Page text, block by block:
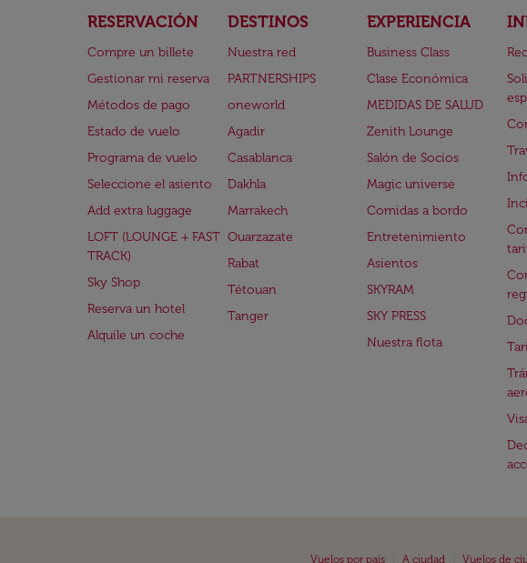
RESERVACIÓN
Compre un billete
Gestionar mi reserva
Métodos de pago
Estado de vuelo
Programa de vuelo
Seleccione el asiento
Add extra luggage
LOFT (LOUNGE + FAST
TRACK)
Sky Shop
Reserva un hotel
Alquile un coche
DESTINOS
Nuestra red
PARTNERSHIPS
oneworld
Agadir
Casablanca
Dakhla
Marrakech
Ouarzazate
Rabat
Tétouan
Tanger
EXPERIENCIA
Business Class
Clase Económica
MEDIDAS DE SALUD
Zenith Lounge
Salón de Socios
Magic universe
Comidas a bordo
Entretenimiento
Asientos
SKYRAM
SKY PRESS
Nuestra flota
Vuelos por país A ciudad Vuelos de